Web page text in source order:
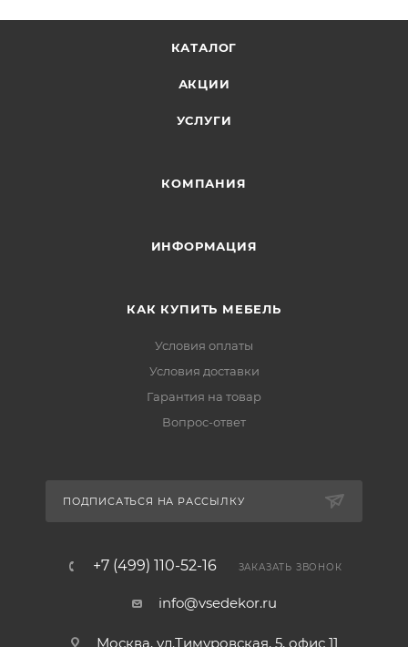
КАТАЛОГ
АКЦИИ
УСЛУГИ
КОМПАНИЯ
ИНФОРМАЦИЯ
КАК КУПИТЬ МЕБЕЛЬ
Условия оплаты
Условия доставки
Гарантия на товар
Вопрос-ответ
ПОДПИСАТЬСЯ НА РАССЫЛКУ
+7 (499) 110-52-16 ЗАКАЗАТЬ ЗВОНОК
info@vsedekor.ru
Москва, ул.Тимуровская, 5, офис 11